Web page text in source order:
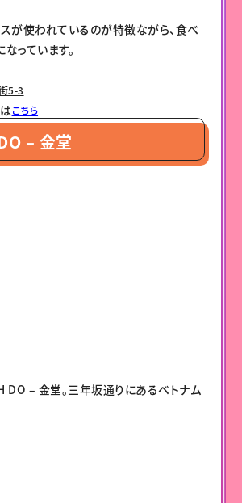
が使われているのが特徴ながら、食べ
っています。
5-3
こちら
– 金堂
DO – 金堂。三年坂通りにあるベトナム